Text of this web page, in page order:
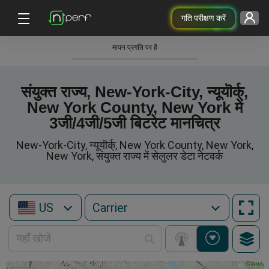
गति परीक्षण करें
मापन प्रगति पर है
संयुक्त राज्य, New-York-City, न्यूयॊर्क्,
New York County, New York में
3जी/4जी/5जी बिटरेट मानचित्र
New-York-City, न्यूयॊर्क्, New York County, New York,
New York, संयुक्त राज्य में सेलुलर डेटा नेटवर्क
US